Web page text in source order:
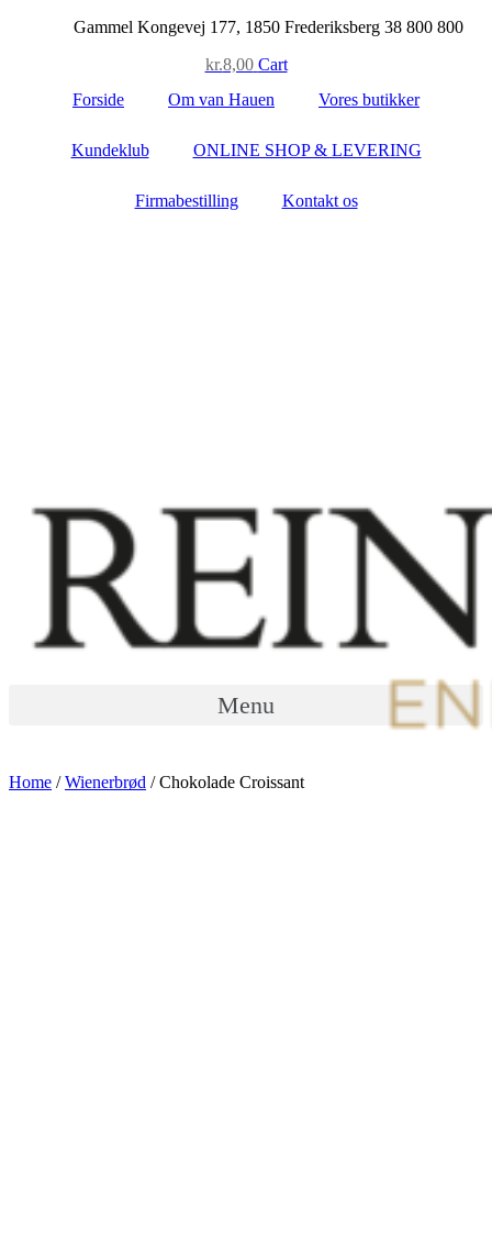
Gammel Kongevej 177, 1850 Frederiksberg 38 800 800
kr.8,00 Cart
Forside
Om van Hauen Vores butikker
Kundeklub ONLINE SHOP & LEVERING
Firmabestilling Kontakt os
Menu
Home /Wienerbrød / Chokolade Croissant